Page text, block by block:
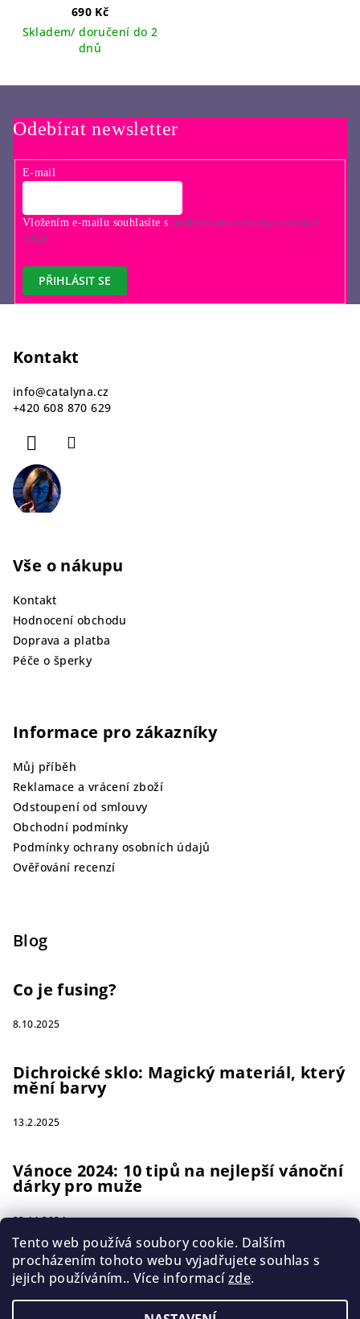
Tento web používá soubory cookie. Dalším
procházením tohoto webu vyjadřujete souhlas s
jejich používáním.. Více informacízde.
690 Kč
Skladem/ doručení do 2
dnů
Odebírat newsletter
E-mail
Vložením e-mailu souhlasíte s podmínkami ochrany osobních
údajů
PŘIHLÁSIT SE
Kontakt
info@catalyna.cz
+420 608 870 629
Vše o nákupu
Kontakt
Hodnocení obchodu
Doprava a platba
Péče o šperky
Informace pro zákazníky
Můj příběh
Reklamace a vrácení zboží
Odstoupení od smlouvy
Obchodní podmínky
Podmínky ochrany osobních údajů
Ověřování recenzí
Blog
Co je fusing?
8.10.2025
Dichroické sklo: Magický materiál, který
mění barvy
13.2.2025
Vánoce 2024: 10 tipů na nejlepší vánoční
dárky pro muže
22.11.2024
Instagram